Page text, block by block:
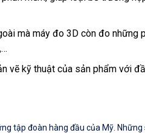
mà máy đo 3D còn đo những
vẽ kỹ thuật của sản phẩm với
tập đoàn hàng đầu của Mỹ.